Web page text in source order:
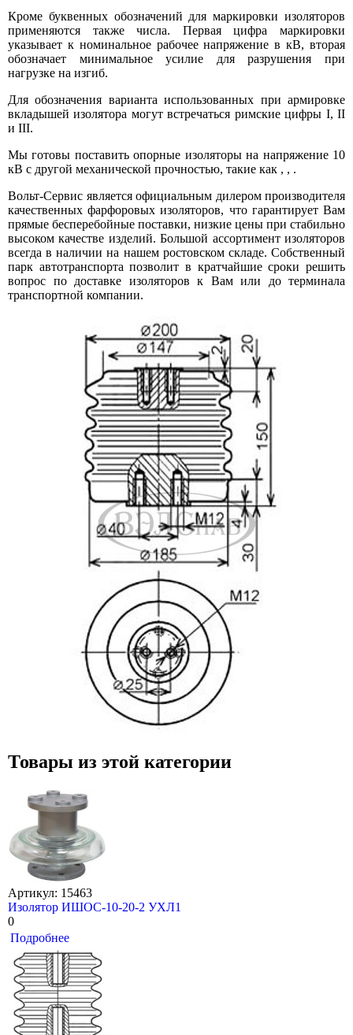
Кроме буквенных обозначений для маркировки изоляторов
применяются также числа. Первая цифра маркировки
указывает к номинальное рабочее напряжение в кВ, вторая
обозначает минимальное усилие для разрушения при
нагрузке на изгиб.
Для обозначения варианта использованных при армировке
вкладышей изолятора могут встречаться римские цифры I, II
и III.
Мы готовы поставить опорные изоляторы на напряжение 10
кВ с другой механической прочностью, такие как , , .
Вольт-Сервис является официальным дилером производителя
качественных фарфоровых изоляторов, что гарантирует Вам
прямые бесперебойные поставки, низкие цены при стабильно
высоком качестве изделий. Большой ассортимент изоляторов
всегда в наличии на нашем ростовском складе. Собственный
парк автотранспорта позволит в кратчайшие сроки решить
вопрос по доставке изоляторов к Вам или до терминала
транспортной компании.
Товары из этой категории
Артикул: 15463
Изолятор ИШОС-10-20-2 УХЛ1
0
Подробнее